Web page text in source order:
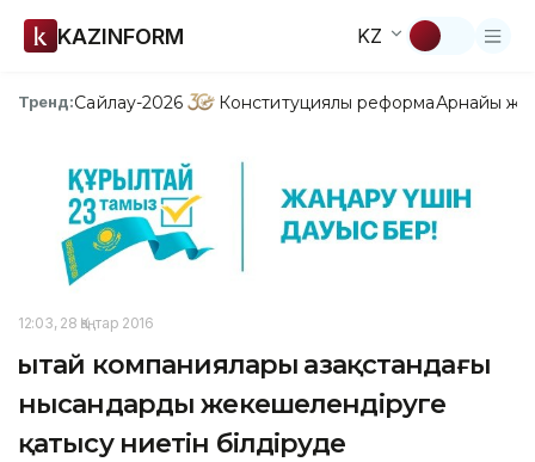
KAZINFORM KZ
Тренд:Сайлау-2026 Конституциялық реформаАрнайы
12:03, 28 Қаңтар 2016
Қытай компаниялары Қазақстандағы
нысандарды жекешелендіруге
қатысу ниетін білдіруде